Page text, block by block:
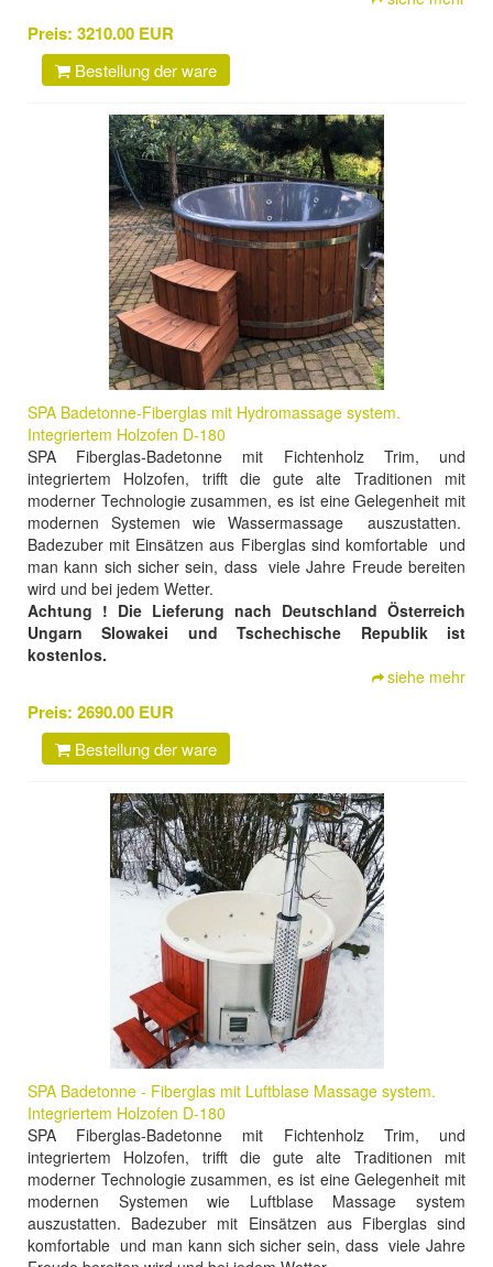
Preis: 3210.00 EUR
Bestellung der ware
SPA Badetonne-Fiberglas mit Hydromassage system.
Integriertem Holzofen D-180
SPA Fiberglas-Badetonne mit Fichtenholz Trim, und
integriertem Holzofen, trifft die gute alte Traditionen mit
moderner Technologie zusammen, es ist eine Gelegenheit mit
modernen Systemen wie Wassermassage auszustatten.
Badezuber mit Einsätzen aus Fiberglas sind komfortable und
man kann sich sicher sein, dass viele Jahre Freude bereiten
wird und bei jedem Wetter.
Achtung ! Die Lieferung nach Deutschland Österreich
Ungarn Slowakei und Tschechische Republik ist
kostenlos.
siehe mehr
Preis: 2690.00 EUR
Bestellung der ware
SPA Badetonne - Fiberglas mit Luftblase Massage system.
Integriertem Holzofen D-180
SPA Fiberglas-Badetonne mit Fichtenholz Trim, und
integriertem Holzofen, trifft die gute alte Traditionen mit
moderner Technologie zusammen, es ist eine Gelegenheit mit
modernen Systemen wie Luftblase Massage system
auszustatten. Badezuber mit Einsätzen aus Fiberglas sind
komfortable und man kann sich sicher sein, dass viele Jahre